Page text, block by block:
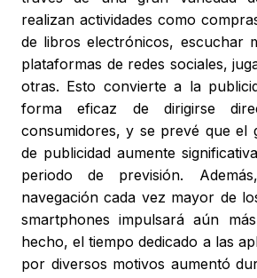
realizan actividades como
de libros electrónicos, escuchar
plataformas de redes sociales,
otras. Esto convierte a la
forma eficaz de dirigirse
consumidores, y se prevé que el
de publicidad aumente
periodo de previsión.
navegación cada vez mayor de
smartphones impulsará aún
hecho, el tiempo dedicado a las
por diversos motivos aumentó